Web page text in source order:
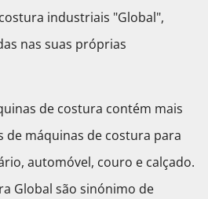
industriais "Global",
nas suas próprias
de costura contém mais
de máquinas de costura para
automóvel, couro e calçado.
Global são sinónimo de